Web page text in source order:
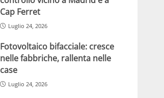
Cap Ferret
Luglio 24, 2026
Fotovoltaico bifacciale: cresce
nelle fabbriche, rallenta nelle
case
Luglio 24, 2026